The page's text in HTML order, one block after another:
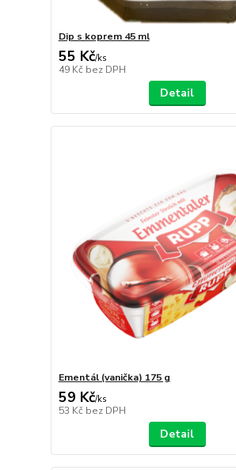
Dip s koprem 45 ml
55 Kč/ks
49 Kč bez DPH
Detail
Ementál (vanička) 175 g
59 Kč/ks
53 Kč bez DPH
Detail